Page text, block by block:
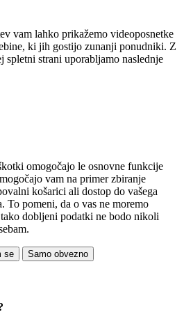
vam lahko prikažemo videoposnetke
ki jih gostijo zunanji ponudniki. Z
spletni strani uporabljamo naslednje
omogočajo le osnovne funkcije
vam na primer zbiranje
košarici ali dostop do vašega
To pomeni, da o vas ne moremo
dobljeni podatki ne bodo nikoli
se Samo obvezno